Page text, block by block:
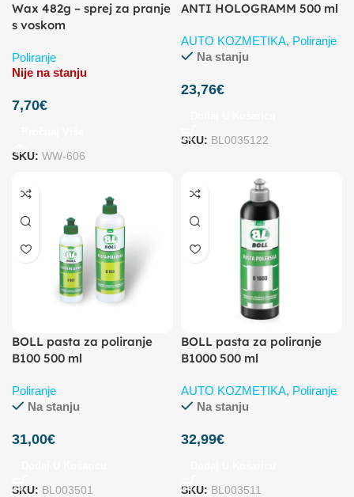
Wax 482g – sprej za pranje
s voskom
Poliranje
Nije na stanju
7,70€
SKU: WW-606
ANTI HOLOGRAMM 500 ml
AUTO KOZMETIKA, Poliranje
Na stanju
23,76€
SKU: BL0035122
BOLL pasta za poliranje
B100 500 ml
Poliranje
Na stanju
31,00€
SKU: BL003501
BOLL pasta za poliranje
B1000 500 ml
AUTO KOZMETIKA, Poliranje
Na stanju
32,99€
SKU: BL003511